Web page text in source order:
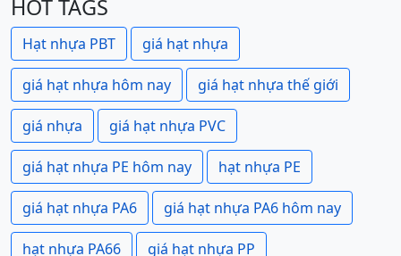
HOT TAGS
Hạt nhựa PBT giá hạt nhựa
giá hạt nhựa hôm nay giá hạt nhựa thế giới
giá nhựa giá hạt nhựa PVC
giá hạt nhựa PE hôm nay hạt nhựa PE
giá hạt nhựa PA6 giá hạt nhựa PA6 hôm nay
hạt nhựa PA66 giá hạt nhựa PP